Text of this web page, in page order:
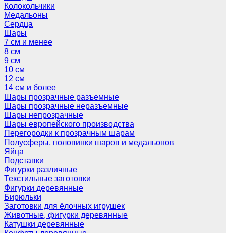
Колокольчики
Медальоны
Сердца
Шары
7 см и менее
8 см
9 см
10 см
12 см
14 см и более
Шары прозрачные разъемные
Шары прозрачные неразъемные
Шары непрозрачные
Шары европейского производства
Перегородки к прозрачным шарам
Полусферы, половинки шаров и медальонов
Яйца
Подставки
Фигурки различные
Текстильные заготовки
Фигурки деревянные
Бирюльки
Заготовки для ёлочных игрушек
Животные, фигурки деревянные
Катушки деревянные